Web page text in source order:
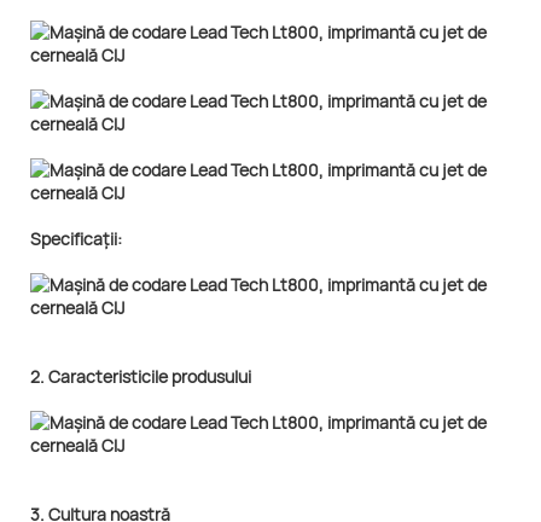
Specificații:
2. Caracteristicile produsului
3. Cultura noastră